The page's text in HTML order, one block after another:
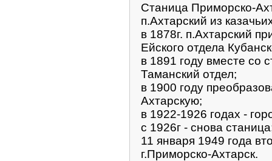
Станица Приморско-
п.Ахтарский из
в 1878г. п.Ахтарский
Ейского отдела
в 1891 году вместе со
Таманский отдел;
в 1900 году
Ахтарскую;
в 1922-1926 годах -
с 1926г - снова
11 января 1949 года
г.Приморско-Ахтарск.